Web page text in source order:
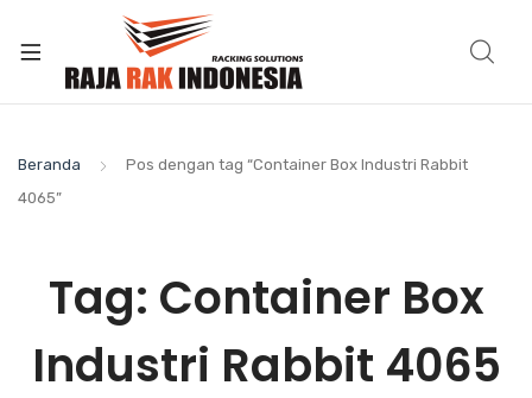
Beranda
Pos dengan tag “Container Box Industri Rabbit
4065”
Tag: Container Box
Industri Rabbit 4065